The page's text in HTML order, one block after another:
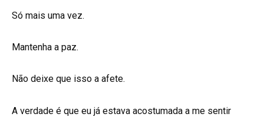
Só mais uma vez.
Mantenha a paz.
Não deixe que isso a afete.
A verdade é que eu já estava acostumada a me sentir